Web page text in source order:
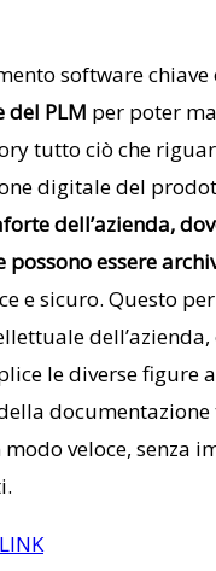
software chiave
del PLM per poter
tutto ciò che
digitale del
dell’azienda,
possono essere
e sicuro. Questo
dell’azienda,
le diverse figure
documentazione
veloce, senza
LINK